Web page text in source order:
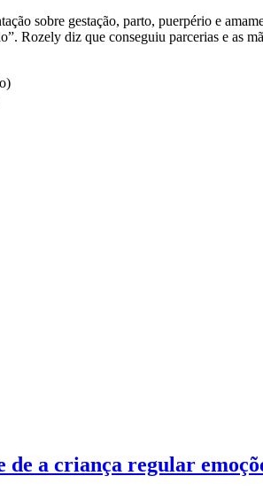
sobre gestação, parto, puerpério e
Rozely diz que conseguiu parcerias e as
de a criança regular